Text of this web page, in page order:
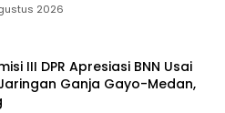
2026
III DPR Apresiasi BNN Usai
Ganja Gayo-Medan,